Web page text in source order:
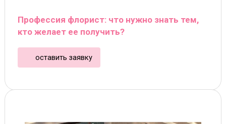
Профессия флорист: что нужно знать тем,
кто желает ее получить?
оставить заявку